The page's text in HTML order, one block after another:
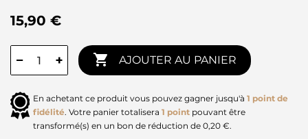
15,90 €
− +  AJOUTER AU PANIER
En achetant ce produit vous pouvez gagner jusqu'à 1 point de
fidélité. Votre panier totalisera 1 point pouvant être
transformé(s) en un bon de réduction de 0,20 €.